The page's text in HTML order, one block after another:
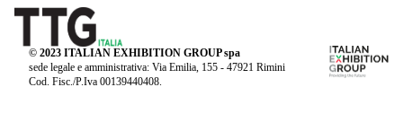
© 2023 ITALIAN EXHIBITION GROUP spa
sede legale e amministrativa: Via Emilia, 155 - 47921 Rimini
Cod. Fisc./P.Iva 00139440408.